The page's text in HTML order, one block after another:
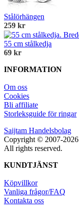
Stålörhängen
259 kr
55 cm stålkedja
69 kr
INFORMATION
Om oss
Cookies
Bli affiliate
Storleksguide för ringar
Saijtam Handelsbolag
Copyright © 2007-2026
All rights reserved.
KUNDTJÄNST
Köpvillkor
Vanliga frågor/FAQ
Kontakta oss